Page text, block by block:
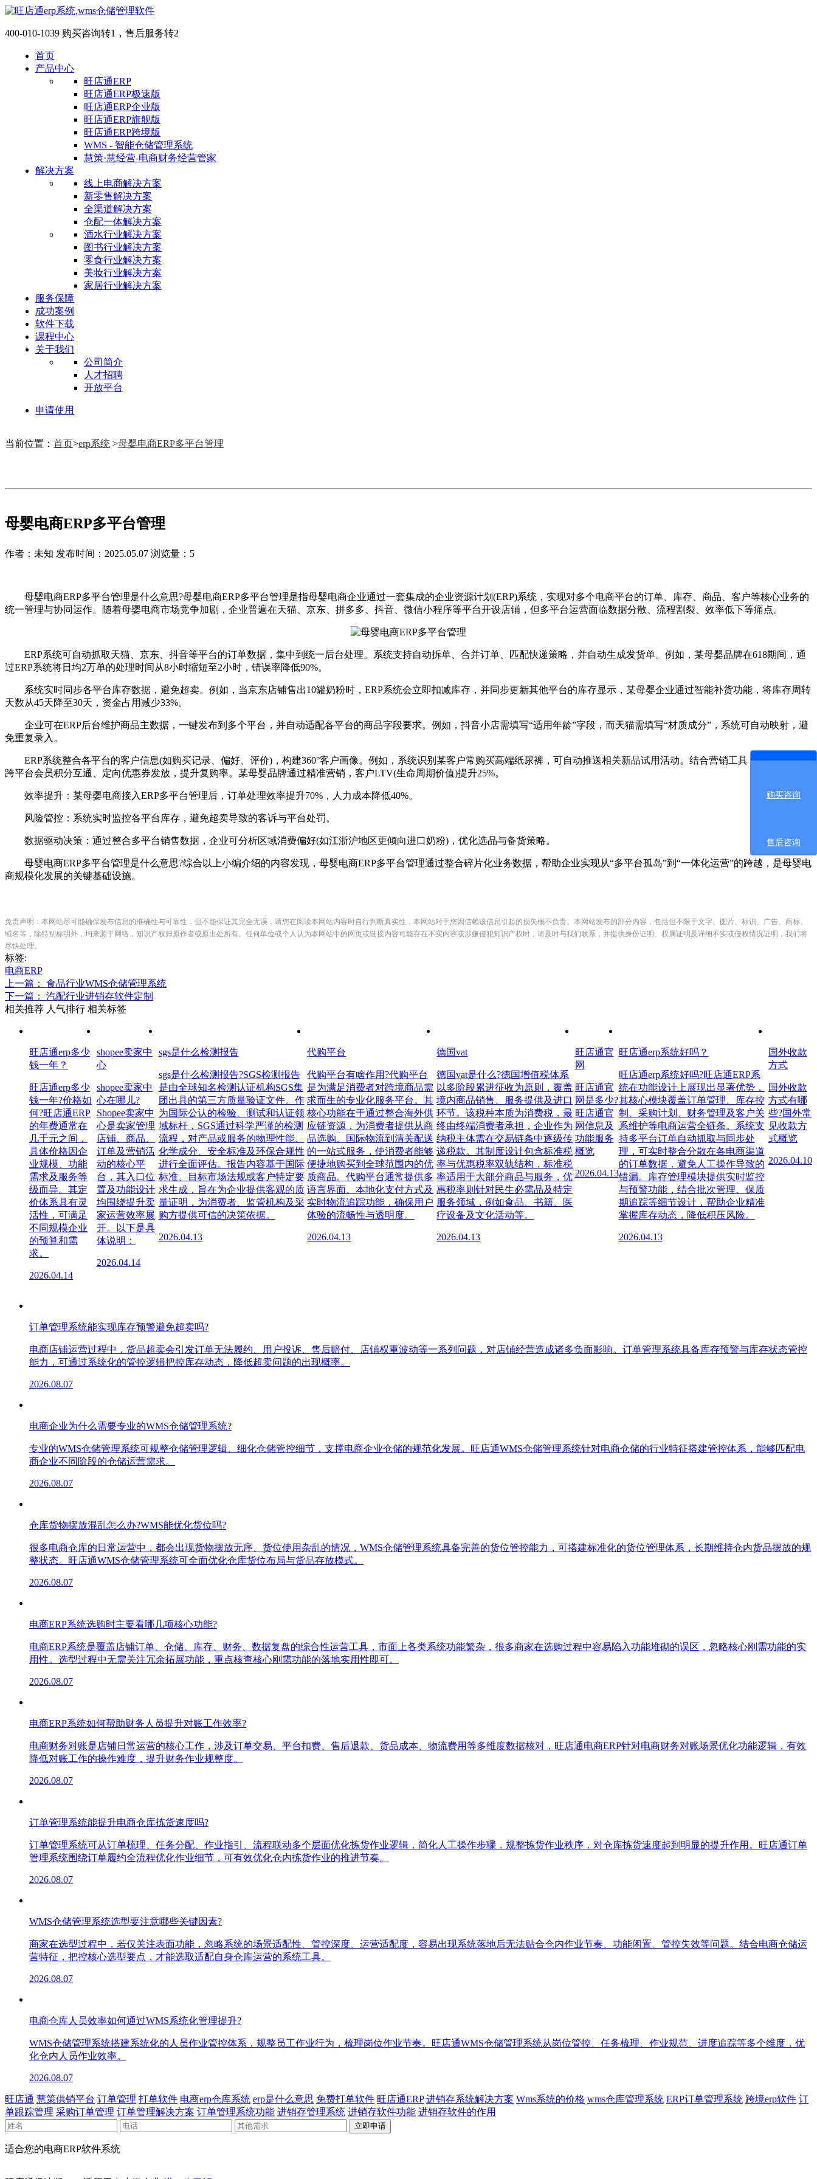
400-010-1039 购买咨询转1，售后服务转2
首页
产品中心
旺店通ERP
旺店通ERP极速版
旺店通ERP企业版
旺店通ERP旗舰版
旺店通ERP跨境版
WMS - 智能仓储管理系统
慧策·慧经营-电商财务经营管家
解决方案
线上电商解决方案
新零售解决方案
全渠道解决方案
仓配一体解决方案
酒水行业解决方案
图书行业解决方案
零食行业解决方案
美妆行业解决方案
家居行业解决方案
服务保障
成功案例
软件下载
课程中心
关于我们
公司简介
人才招聘
开放平台
申请使用
当前位置： 首页>erp系统 >母婴电商ERP多平台管理
母婴电商ERP多平台管理
作者：未知 发布时间：2025.05.07 浏览量：5
母婴电商ERP多平台管理是什么意思?母婴电商ERP多平台管理是指母婴电商企业通过一套集成的企业资源计划(ERP)系统，实现对多个电商平台的订单、库存、商品、客户等核心业务的
统一管理与协同运作。随着母婴电商市场竞争加剧，企业普遍在天猫、京东、拼多多、抖音、微信小程序等平台开设店铺，但多平台运营面临数据分散、流程割裂、效率低下等痛点。
ERP系统可自动抓取天猫、京东、抖音等平台的订单数据，集中到统一后台处理。系统支持自动拆单、合并订单、匹配快递策略，并自动生成发货单。例如，某母婴品牌在618期间，通
过ERP系统将日均2万单的处理时间从8小时缩短至2小时，错误率降低90%。
系统实时同步各平台库存数据，避免超卖。例如，当京东店铺售出10罐奶粉时，ERP系统会立即扣减库存，并同步更新其他平台的库存显示，某母婴企业通过智能补货功能，将库存周转
天数从45天降至30天，资金占用减少33%。
企业可在ERP后台维护商品主数据，一键发布到多个平台，并自动适配各平台的商品字段要求。例如，抖音小店需填写“适用年龄”字段，而天猫需填写“材质成分”，系统可自动映射，避
免重复录入。
ERP系统整合各平台的客户信息(如购买记录、偏好、评价)，构建360°客户画像。例如，系统识别某客户常购买高端纸尿裤，可自动推送相关新品试用活动。结合营销工具，企业可实现
跨平台会员积分互通、定向优惠券发放，提升复购率。某母婴品牌通过精准营销，客户LTV(生命周期价值)提升25%。
效率提升：某母婴电商接入ERP多平台管理后，订单处理效率提升70%，人力成本降低40%。
风险管控：系统实时监控各平台库存，避免超卖导致的客诉与平台处罚。
数据驱动决策：通过整合多平台销售数据，企业可分析区域消费偏好(如江浙沪地区更倾向进口奶粉)，优化选品与备货策略。
母婴电商ERP多平台管理是什么意思?综合以上小编介绍的内容发现，母婴电商ERP多平台管理通过整合碎片化业务数据，帮助企业实现从“多平台孤岛”到“一体化运营”的跨越，是母婴电
商规模化发展的关键基础设施。
免责声明：本网站尽可能确保发布信息的准确性与可靠性，但不能保证其完全无误，请您在阅读本网站内容时自行判断真实性，本网站对于您因信赖该信息引起的损失概不负责。本网站发布的部分内容，包括但不限于文字、图片、标识、广告、商标、
域名等，除特别标明外，均来源于网络，知识产权归原作者或原出处所有。任何单位或个人认为本网站中的网页或链接内容可能存在不实内容或涉嫌侵犯知识产权时，请及时与我们联系，并提供身份证明、权属证明及详细不实或侵权情况证明，我们将
尽快处理。
标签:
电商ERP
上一篇： 食品行业WMS仓储管理系统
下一篇： 汽配行业进销存软件定制
相关推荐 人气排行 相关标签
旺店通erp多少
钱一年？
旺店通erp多少
钱一年?价格如
何?旺店通ERP
的年费通常在
几千元之间，
具体价格因企
业规模、功能
需求及服务等
级而异。其定
价体系具有灵
活性，可满足
不同规模企业
的预算和需
求。
2026.04.14
shopee卖家中
心
shopee卖家中
心在哪儿?
Shopee卖家中
心是卖家管理
店铺、商品、
订单及营销活
动的核心平
台，其入口位
置及功能设计
均围绕提升卖
家运营效率展
开。以下是具
体说明：
2026.04.14
sgs是什么检测报告
sgs是什么检测报告?SGS检测报告
是由全球知名检测认证机构SGS集
团出具的第三方质量验证文件。作
为国际公认的检验、测试和认证领
域标杆，SGS通过科学严谨的检测
流程，对产品或服务的物理性能、
化学成分、安全标准及环保合规性
进行全面评估。报告内容基于国际
标准、目标市场法规或客户特定要
求生成，旨在为企业提供客观的质
量证明，为消费者、监管机构及采
购方提供可信的决策依据。
2026.04.13
代购平台
代购平台有啥作用?代购平台
是为满足消费者对跨境商品需
求而生的专业化服务平台。其
核心功能在于通过整合海外供
应链资源，为消费者提供从商
品选购、国际物流到清关配送
的一站式服务，使消费者能够
便捷地购买到全球范围内的优
质商品。代购平台通常提供多
语言界面、本地化支付方式及
实时物流追踪功能，确保用户
体验的流畅性与透明度。
2026.04.13
德国vat
德国vat是什么?德国增值税体系
以多阶段累进征收为原则，覆盖
境内商品销售、服务提供及进口
环节。该税种本质为消费税，最
终由终端消费者承担，企业作为
纳税主体需在交易链条中逐级传
递税款。其制度设计包含标准税
率与优惠税率双轨结构，标准税
率适用于大部分商品与服务，优
惠税率则针对民生必需品及特定
服务领域，例如食品、书籍、医
疗设备及文化活动等。
2026.04.13
旺店通官
网
旺店通官
网是多少?
旺店通官
网信息及
功能服务
概览
2026.04.13
旺店通erp系统好吗？
旺店通erp系统好吗?旺店通ERP系
统在功能设计上展现出显著优势，
其核心模块覆盖订单管理、库存控
制、采购计划、财务管理及客户关
系维护等电商运营全链条。系统支
持多平台订单自动抓取与同步处
理，可实时整合分散在各电商渠道
的订单数据，避免人工操作导致的
错漏。库存管理模块提供实时监控
与预警功能，结合批次管理、保质
期追踪等细节设计，帮助企业精准
掌握库存动态，降低积压风险。
2026.04.13
国外收款
方式
国外收款
方式有哪
些?国外常
见收款方
式概览
2026.04.10
订单管理系统能实现库存预警避免超卖吗?
电商店铺运营过程中，货品超卖会引发订单无法履约、用户投诉、售后赔付、店铺权重波动等一系列问题，对店铺经营造成诸多负面影响。订单管理系统具备库存预警与库存状态管控
能力，可通过系统化的管控逻辑把控库存动态，降低超卖问题的出现概率。
2026.08.07
电商企业为什么需要专业的WMS仓储管理系统?
专业的WMS仓储管理系统可规整仓储管理逻辑、细化仓储管控细节，支撑电商企业仓储的规范化发展。旺店通WMS仓储管理系统针对电商仓储的行业特征搭建管控体系，能够匹配电
商企业不同阶段的仓储运营需求。
2026.08.07
仓库货物摆放混乱怎么办?WMS能优化货位吗?
很多电商仓库的日常运营中，都会出现货物摆放无序、货位使用杂乱的情况，WMS仓储管理系统具备完善的货位管控能力，可搭建标准化的货位管理体系，长期维持仓内货品摆放的规
整状态。旺店通WMS仓储管理系统可全面优化仓库货位布局与货品存放模式。
2026.08.07
电商ERP系统选购时主要看哪几项核心功能?
电商ERP系统是覆盖店铺订单、仓储、库存、财务、数据复盘的综合性运营工具，市面上各类系统功能繁杂，很多商家在选购过程中容易陷入功能堆砌的误区，忽略核心刚需功能的实
用性。选型过程中无需关注冗余拓展功能，重点核查核心刚需功能的落地实用性即可。
2026.08.07
电商ERP系统如何帮助财务人员提升对账工作效率?
电商财务对账是店铺日常运营的核心工作，涉及订单交易、平台扣费、售后退款、货品成本、物流费用等多维度数据核对，旺店通电商ERP针对电商财务对账场景优化功能逻辑，有效
降低对账工作的操作难度，提升财务作业规整度。
2026.08.07
订单管理系统能提升电商仓库拣货速度吗?
订单管理系统可从订单梳理、任务分配、作业指引、流程联动多个层面优化拣货作业逻辑，简化人工操作步骤，规整拣货作业秩序，对仓库拣货速度起到明显的提升作用。旺店通订单
管理系统围绕订单履约全流程优化作业细节，可有效优化仓内拣货作业的推进节奏。
2026.08.07
WMS仓储管理系统选型要注意哪些关键因素?
商家在选型过程中，若仅关注表面功能，忽略系统的场景适配性、管控深度、运营适配度，容易出现系统落地后无法贴合仓内作业节奏、功能闲置、管控失效等问题。结合电商仓储运
营特征，把控核心选型要点，才能选取适配自身仓库运营的系统工具。
2026.08.07
电商仓库人员效率如何通过WMS系统化管理提升?
WMS仓储管理系统搭建系统化的人员作业管控体系，规整员工作业行为，梳理岗位作业节奏。旺店通WMS仓储管理系统从岗位管控、任务梳理、作业规范、进度追踪等多个维度，优
化仓内人员作业效率。
2026.08.07
旺店通 慧策供销平台 订单管理 打单软件 电商erp仓库系统 erp是什么意思 免费打单软件 旺店通ERP 进销存系统解决方案 Wms系统的价格 wms仓库管理系统 ERP订单管理系统 跨境erp软件 订
单跟踪管理 采购订单管理 订单管理解决方案 订单管理系统功能 进销存管理系统 进销存软件功能 进销存软件的作用
立即申请
适合您的电商ERP软件系统
购买咨询
售后咨询